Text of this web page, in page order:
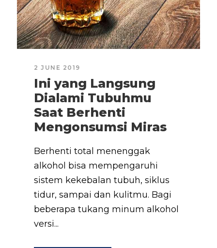
2 JUNE 2019
Ini yang Langsung
Dialami Tubuhmu
Saat Berhenti
Mengonsumsi Miras
Berhenti total menenggak
alkohol bisa mempengaruhi
sistem kekebalan tubuh, siklus
tidur, sampai dan kulitmu. Bagi
beberapa tukang minum alkohol
versi...